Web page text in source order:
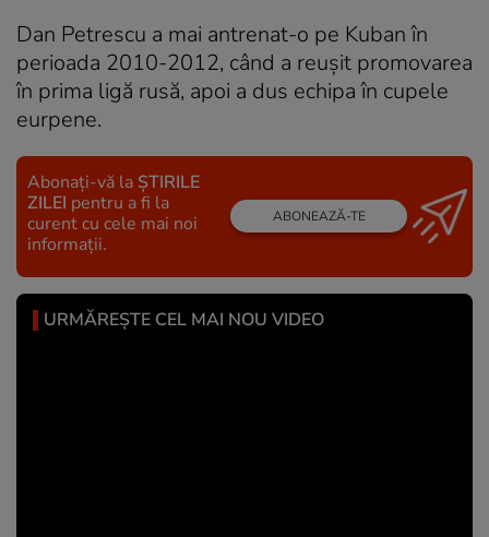
Dan Petrescu a mai antrenat-o pe Kuban în
perioada 2010-2012, când a reușit promovarea
în prima ligă rusă, apoi a dus echipa în cupele
eurpene.
Abonați-vă la ȘTIRILE
ZILEI pentru a fi la
curent cu cele mai noi
informații.
ABONEAZĂ-TE
URMĂREȘTE CEL MAI NOU VIDEO